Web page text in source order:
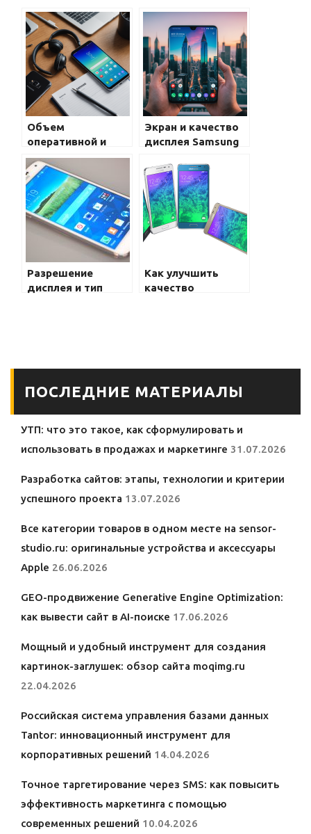
Объем
оперативной и
внутренней памяти
в Samsung Galaxy:
полное
руководство для
пользователей
Экран и качество
дисплея Samsung
технологий и
особенности
Разрешение
дисплея и тип
Как улучшить
качество
ПОСЛЕДНИЕ МАТЕРИАЛЫ
УТП: что это такое, как сформулировать и
использовать в продажах и маркетинге 31.07.2026
Разработка сайтов: этапы, технологии и критерии
успешного проекта 13.07.2026
Все категории товаров в одном месте на sensor-
studio.ru: оригинальные устройства и аксессуары
Apple 26.06.2026
GEO-продвижение Generative Engine Optimization:
как вывести сайт в AI-поиске 17.06.2026
Мощный и удобный инструмент для создания
картинок-заглушек: обзор сайта moqimg.ru
22.04.2026
Российская система управления базами данных
Tantor: инновационный инструмент для
корпоративных решений 14.04.2026
Точное таргетирование через SMS: как повысить
эффективность маркетинга с помощью
современных решений 10.04.2026